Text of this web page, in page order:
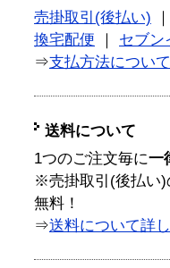
売掛取引(後払い)
換宅配便
セブン
⇒支払方法につい
送料について
1つのご注文毎に一
※売掛取引(後払い)
無料！
⇒送料について詳